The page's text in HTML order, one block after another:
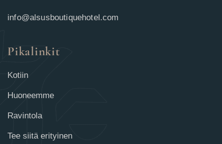
info@alsusboutiquehotel.com
Pikalinkit
Kotiin
Huoneemme
Ravintola
Tee siitä erityinen